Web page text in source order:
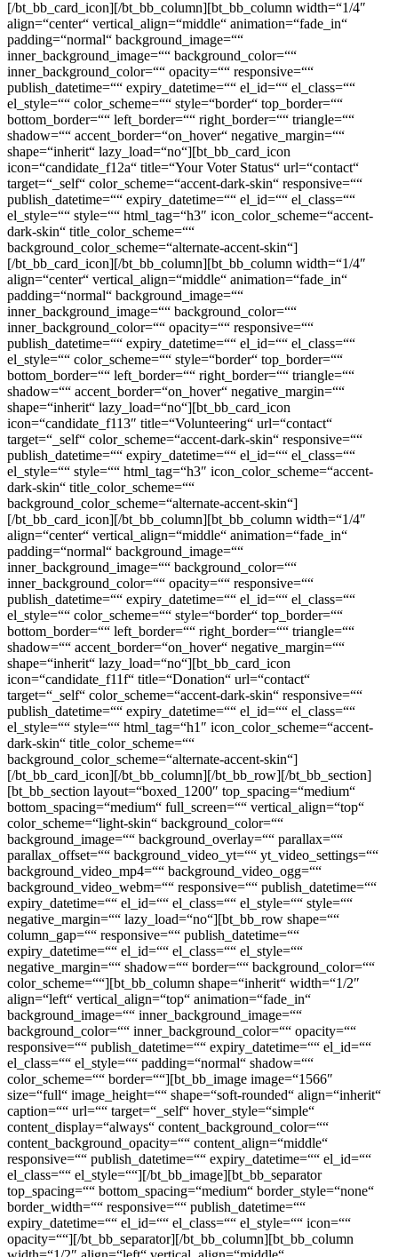
[/bt_bb_card_icon][/bt_bb_column][bt_bb_column width=“1/4″
align=“center“ vertical_align=“middle“ animation=“fade_in“
padding=“normal“ background_image=““
inner_background_image=““ background_color=““
inner_background_color=““ opacity=““ responsive=““
publish_datetime=““ expiry_datetime=““ el_id=““ el_class=““
el_style=““ color_scheme=““ style=“border“ top_border=““
bottom_border=““ left_border=““ right_border=““ triangle=““
shadow=““ accent_border=“on_hover“ negative_margin=““
shape=“inherit“ lazy_load=“no“][bt_bb_card_icon
icon=“candidate_f12a“ title=“Your Voter Status“ url=“contact“
target=“_self“ color_scheme=“accent-dark-skin“ responsive=““
publish_datetime=““ expiry_datetime=““ el_id=““ el_class=““
el_style=““ style=““ html_tag=“h3″ icon_color_scheme=“accent-
dark-skin“ title_color_scheme=““
background_color_scheme=“alternate-accent-skin“]
[/bt_bb_card_icon][/bt_bb_column][bt_bb_column width=“1/4″
align=“center“ vertical_align=“middle“ animation=“fade_in“
padding=“normal“ background_image=““
inner_background_image=““ background_color=““
inner_background_color=““ opacity=““ responsive=““
publish_datetime=““ expiry_datetime=““ el_id=““ el_class=““
el_style=““ color_scheme=““ style=“border“ top_border=““
bottom_border=““ left_border=““ right_border=““ triangle=““
shadow=““ accent_border=“on_hover“ negative_margin=““
shape=“inherit“ lazy_load=“no“][bt_bb_card_icon
icon=“candidate_f113″ title=“Volunteering“ url=“contact“
target=“_self“ color_scheme=“accent-dark-skin“ responsive=““
publish_datetime=““ expiry_datetime=““ el_id=““ el_class=““
el_style=““ style=““ html_tag=“h3″ icon_color_scheme=“accent-
dark-skin“ title_color_scheme=““
background_color_scheme=“alternate-accent-skin“]
[/bt_bb_card_icon][/bt_bb_column][bt_bb_column width=“1/4″
align=“center“ vertical_align=“middle“ animation=“fade_in“
padding=“normal“ background_image=““
inner_background_image=““ background_color=““
inner_background_color=““ opacity=““ responsive=““
publish_datetime=““ expiry_datetime=““ el_id=““ el_class=““
el_style=““ color_scheme=““ style=“border“ top_border=““
bottom_border=““ left_border=““ right_border=““ triangle=““
shadow=““ accent_border=“on_hover“ negative_margin=““
shape=“inherit“ lazy_load=“no“][bt_bb_card_icon
icon=“candidate_f11f“ title=“Donation“ url=“contact“
target=“_self“ color_scheme=“accent-dark-skin“ responsive=““
publish_datetime=““ expiry_datetime=““ el_id=““ el_class=““
el_style=““ style=““ html_tag=“h1″ icon_color_scheme=“accent-
dark-skin“ title_color_scheme=““
background_color_scheme=“alternate-accent-skin“]
[/bt_bb_card_icon][/bt_bb_column][/bt_bb_row][/bt_bb_section]
[bt_bb_section layout=“boxed_1200″ top_spacing=“medium“
bottom_spacing=“medium“ full_screen=““ vertical_align=“top“
color_scheme=“light-skin“ background_color=““
background_image=““ background_overlay=““ parallax=““
parallax_offset=““ background_video_yt=““ yt_video_settings=““
background_video_mp4=““ background_video_ogg=““
background_video_webm=““ responsive=““ publish_datetime=““
expiry_datetime=““ el_id=““ el_class=““ el_style=““ style=““
negative_margin=““ lazy_load=“no“][bt_bb_row shape=““
column_gap=““ responsive=““ publish_datetime=““
expiry_datetime=““ el_id=““ el_class=““ el_style=““
negative_margin=““ shadow=““ border=““ background_color=““
color_scheme=““][bt_bb_column shape=“inherit“ width=“1/2″
align=“left“ vertical_align=“top“ animation=“fade_in“
background_image=““ inner_background_image=““
background_color=““ inner_background_color=““ opacity=““
responsive=““ publish_datetime=““ expiry_datetime=““ el_id=““
el_class=““ el_style=““ padding=“normal“ shadow=““
color_scheme=““ border=““][bt_bb_image image=“1566″
size=“full“ image_height=““ shape=“soft-rounded“ align=“inherit“
caption=““ url=““ target=“_self“ hover_style=“simple“
content_display=“always“ content_background_color=““
content_background_opacity=““ content_align=“middle“
responsive=““ publish_datetime=““ expiry_datetime=““ el_id=““
el_class=““ el_style=““][/bt_bb_image][bt_bb_separator
top_spacing=““ bottom_spacing=“medium“ border_style=“none“
border_width=““ responsive=““ publish_datetime=““
expiry_datetime=““ el_id=““ el_class=““ el_style=““ icon=““
opacity=““][/bt_bb_separator][/bt_bb_column][bt_bb_column